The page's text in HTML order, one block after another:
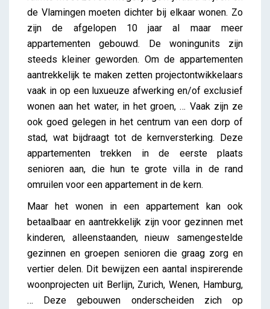
de Vlamingen moeten dichter bij elkaar wonen. Zo
zijn de afgelopen 10 jaar al maar meer
appartementen gebouwd. De woningunits zijn
steeds kleiner geworden. Om de appartementen
aantrekkelijk te maken zetten projectontwikkelaars
vaak in op een luxueuze afwerking en/of exclusief
wonen aan het water, in het groen, … Vaak zijn ze
ook goed gelegen in het centrum van een dorp of
stad, wat bijdraagt tot de kernversterking. Deze
appartementen trekken in de eerste plaats
senioren aan, die hun te grote villa in de rand
omruilen voor een appartement in de kern.
Maar het wonen in een appartement kan ook
betaalbaar en aantrekkelijk zijn voor gezinnen met
kinderen, alleenstaanden, nieuw samengestelde
gezinnen en groepen senioren die graag zorg en
vertier delen. Dit bewijzen een aantal inspirerende
woonprojecten uit Berlijn, Zurich, Wenen, Hamburg,
… Deze gebouwen onderscheiden zich op